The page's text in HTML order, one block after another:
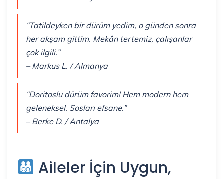
“Tatildeyken bir dürüm yedim, o günden sonra
her akşam gittim. Mekân tertemiz, çalışanlar
çok ilgili.”
– Markus L. / Almanya
“Doritoslu dürüm favorim! Hem modern hem
geleneksel. Sosları efsane.”
– Berke D. / Antalya
Aileler İçin Uygun,